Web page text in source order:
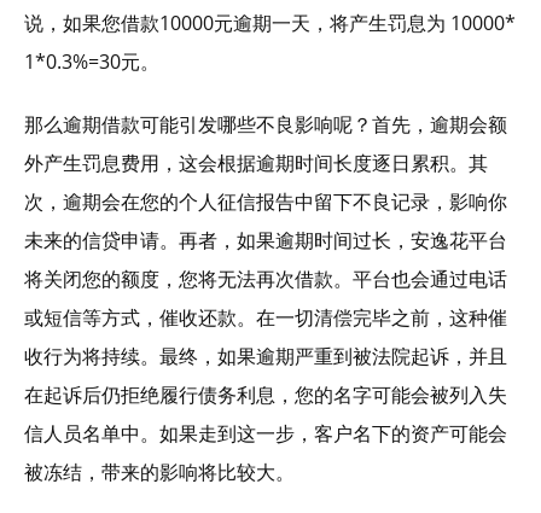
说，如果您借款10000元逾期一天，将产生罚息为 10000*
1*0.3%=30元。
那么逾期借款可能引发哪些不良影响呢？首先，逾期会额
外产生罚息费用，这会根据逾期时间长度逐日累积。其
次，逾期会在您的个人征信报告中留下不良记录，影响你
未来的信贷申请。再者，如果逾期时间过长，安逸花平台
将关闭您的额度，您将无法再次借款。平台也会通过电话
或短信等方式，催收还款。在一切清偿完毕之前，这种催
收行为将持续。最终，如果逾期严重到被法院起诉，并且
在起诉后仍拒绝履行债务利息，您的名字可能会被列入失
信人员名单中。如果走到这一步，客户名下的资产可能会
被冻结，带来的影响将比较大。